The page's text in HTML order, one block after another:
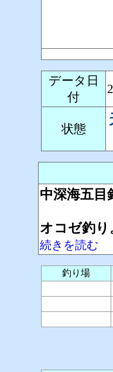
データ日
付
状態
中深海五目
オコゼ釣
続きを読む
釣り場